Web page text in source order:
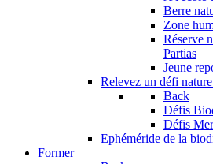
Berre
Zone
Réserve
Partias
Jeune
Relevez un défi
Back
Défis
Défis Mer
Ephéméride de la
Former